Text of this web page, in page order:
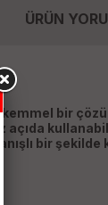
ÜRÜN
bir
açıda
bir şekilde